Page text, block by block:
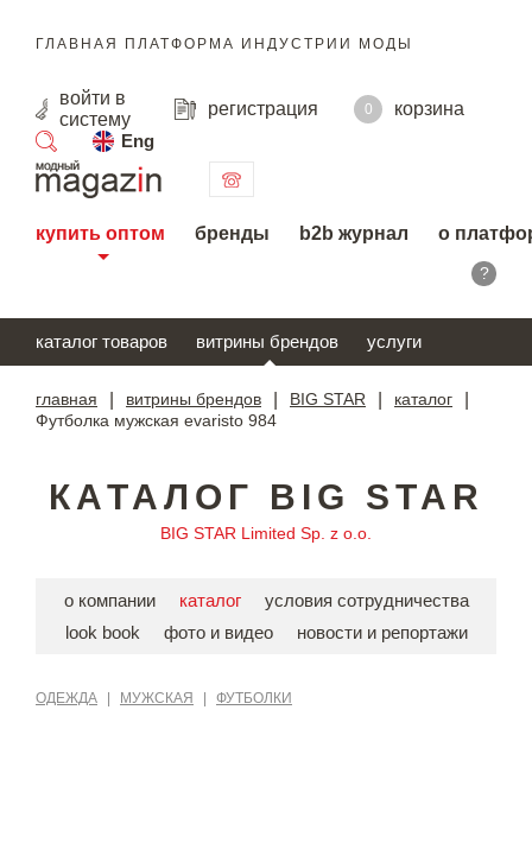
ГЛАВНАЯ ПЛАТФОРМА ИНДУСТРИИ МОДЫ
войти в
систему
регистрация 0
корзина
Eng
поиск
купить оптом бренды b2b журнал о
?
каталог товаров витрины брендов услуги
главная витрины брендов BIG STAR каталог
Футболка мужская evaristo 984
КАТАЛОГ BIG STAR
BIG STAR Limited Sp. z o.o.
о компании каталог
условия сотрудничества
look book
фото и видео новости и репортажи
ОДЕЖДА МУЖСКАЯ ФУТБОЛКИ